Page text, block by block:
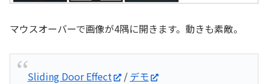
マウスオーバーで画像が4隅に開きます。動きも素敵。
Sliding Door Effect / デモ